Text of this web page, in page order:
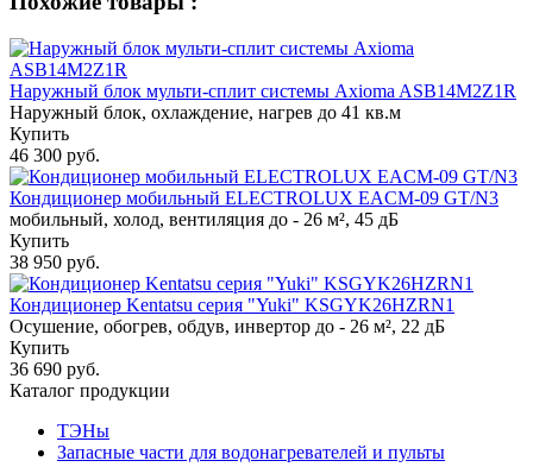
Наружный блок мульти-сплит системы Axioma ASB14M2Z1R
Наружный блок, охлаждение, нагрев до 41 кв.м
Купить
46 300 руб.
Кондиционер мобильный ELECTROLUX EACM-09 GT/N3
мобильный, холод, вентиляция до - 26 м², 45 дБ
Купить
38 950 руб.
Кондиционер Kentatsu серия "Yuki" KSGYK26HZRN1
Осушение, обогрев, обдув, инвертор до - 26 м², 22 дБ
Купить
36 690 руб.
Каталог продукции
ТЭНы
Запасные части для водонагревателей и пульты